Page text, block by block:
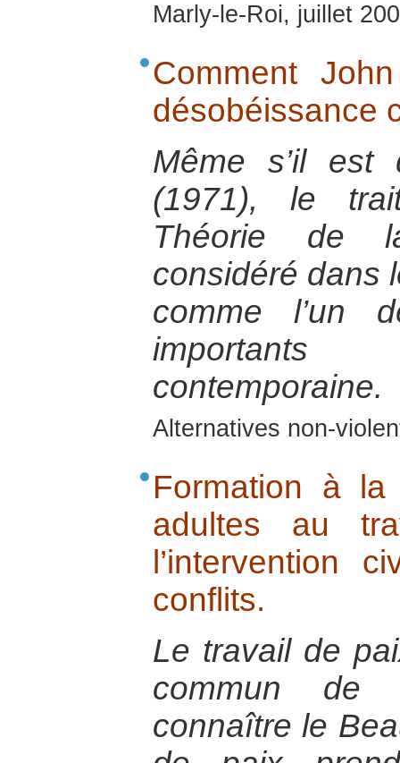
Marly-le-Roi, juillet
Comment
désobéissance
Même s’il est
(1971), le
Théorie de
considéré dans
comme l’un
importants
contemporaine.
Alternatives non-
Formation à
adultes au
l’intervention
conflits.
Le travail de
commun de
connaître le